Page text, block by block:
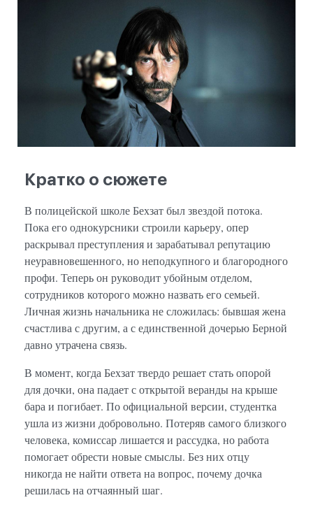
Кратко о сюжете
В полицейской школе Бехзат был звездой потока.
Пока его однокурсники строили карьеру, опер
раскрывал преступления и зарабатывал репутацию
неуравновешенного, но неподкупного и благородного
профи. Теперь он руководит убойным отделом,
сотрудников которого можно назвать его семьей.
Личная жизнь начальника не сложилась: бывшая жена
счастлива с другим, а с единственной дочерью Берной
давно утрачена связь.
В момент, когда Бехзат твердо решает стать опорой
для дочки, она падает с открытой веранды на крыше
бара и погибает. По официальной версии, студентка
ушла из жизни добровольно. Потеряв самого близкого
человека, комиссар лишается и рассудка, но работа
помогает обрести новые смыслы. Без них отцу
никогда не найти ответа на вопрос, почему дочка
решилась на отчаянный шаг.